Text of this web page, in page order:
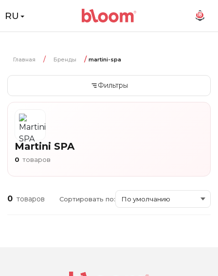
RU 18
Главная Бренды martini-spa
Фильтры
Martini SPA
0 товаров
0 товаров Сортировать по: